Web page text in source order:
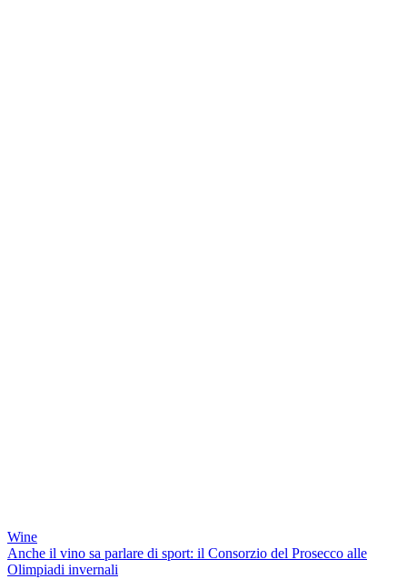
Wine
Anche il vino sa parlare di sport: il Consorzio del Prosecco alle
Olimpiadi invernali